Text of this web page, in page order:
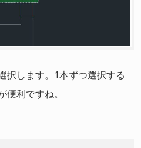
択します。1本ずつ選択する
利ですね。